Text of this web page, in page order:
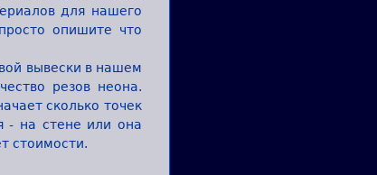
для нашего
опишите что
вывески в нашем
резов неона.
сколько точек
- на стене или она
стоимости.